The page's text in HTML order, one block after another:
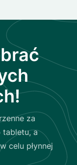
za
tabletu, a
celu płynnej